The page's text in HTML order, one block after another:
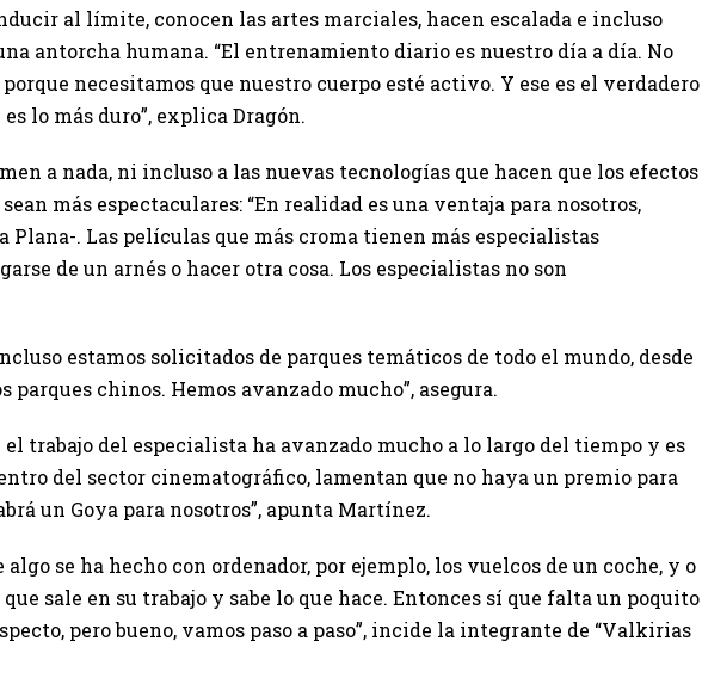
al límite, conocen las artes marciales, hacen escalada e incluso
antorcha humana. “El entrenamiento diario es nuestro día a día. No
necesitamos que nuestro cuerpo esté activo. Y ese es el verdadero
lo más duro”, explica Dragón.
a nada, ni incluso a las nuevas tecnologías que hacen que los efectos
más espectaculares: “En realidad es una ventaja para nosotros,
Plana-. Las películas que más croma tienen más especialistas
de un arnés o hacer otra cosa. Los especialistas no son
estamos solicitados de parques temáticos de todo el mundo, desde
parques chinos. Hemos avanzado mucho”, asegura.
el trabajo del especialista ha avanzado mucho a lo largo del tiempo y es
del sector cinematográfico, lamentan que no haya un premio para
un Goya para nosotros”, apunta Martínez.
algo se ha hecho con ordenador, por ejemplo, los vuelcos de un coche, y o
sale en su trabajo y sabe lo que hace. Entonces sí que falta un poquito
pero bueno, vamos paso a paso”, incide la integrante de “Valkirias